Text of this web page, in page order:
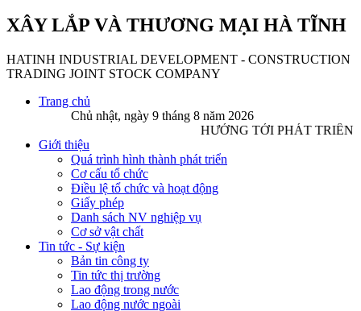
XÂY LẮP VÀ THƯƠNG MẠI HÀ TĨNH
HATINH INDUSTRIAL DEVELOPMENT - CONSTRUCTION
TRADING JOINT STOCK COMPANY
Trang chủ
Chủ nhật, ngày 9 tháng 8 năm 2026
HƯỚNG TỚI PHÁT TRIỂN
Giới thiệu
Quá trình hình thành phát triển
Cơ cấu tổ chức
Điều lệ tổ chức và hoạt động
Giấy phép
Danh sách NV nghiệp vụ
Cơ sở vật chất
Tin tức - Sự kiện
Bản tin công ty
Tin tức thị trường
Lao động trong nước
Lao động nước ngoài